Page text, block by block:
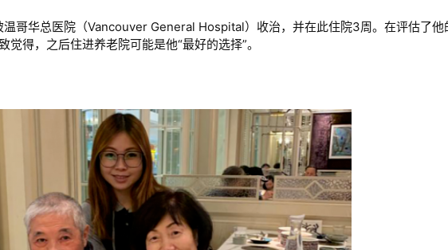
哥华总医院（Vancouver General Hospital）收治，并在此住院3周。在评估了他
得，之后住进养老院可能是他“最好的选择”。